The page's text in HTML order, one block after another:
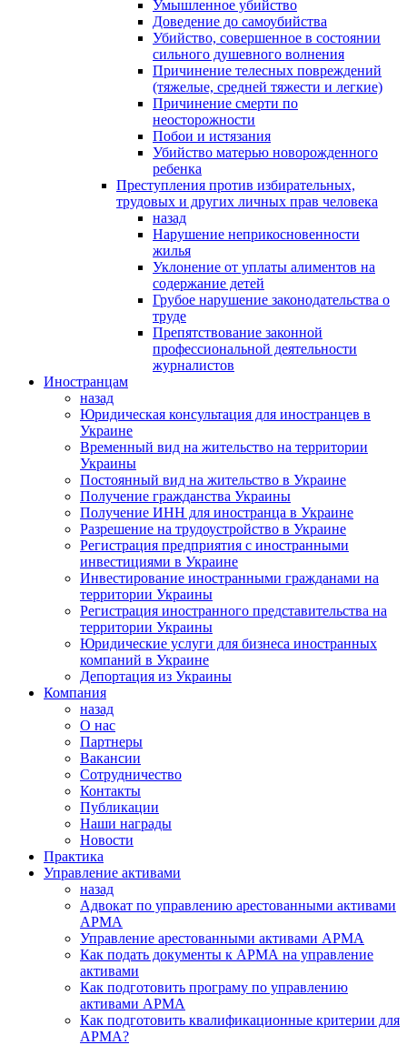
Умышленное убийство
Доведение до самоубийства
Убийство, совершенное в состоянии
сильного душевного волнения
Причинение телесных повреждений
(тяжелые, средней тяжести и легкие)
Причинение смерти по
неосторожности
Побои и истязания
Убийство матерью новорожденного
ребенка
Преступления против избирательных,
трудовых и других личных прав человека
назад
Нарушение неприкосновенности
жилья
Уклонение от уплаты алиментов на
содержание детей
Грубое нарушение законодательства о
труде
Препятствование законной
профессиональной деятельности
журналистов
Иностранцам
назад
Юридическая консультация для иностранцев в
Украине
Временный вид на жительство на территории
Украины
Постоянный вид на жительство в Украине
Получение гражданства Украины
Получение ИНН для иностранца в Украине
Разрешение на трудоустройство в Украине
Регистрация предприятия с иностранными
инвестициями в Украине
Инвестирование иностранными гражданами на
территории Украины
Регистрация иностранного представительства на
территории Украины
Юридические услуги для бизнеса иностранных
компаний в Украине
Депортация из Украины
Компания
назад
О нас
Партнеры
Вакансии
Сотрудничество
Контакты
Публикации
Наши награды
Новости
Практика
Управление активами
назад
Адвокат по управлению арестованными активами
АРМА
Управление арестованными активами АРМА
Как подать документы к АРМА на управление
активами
Как подготовить програму по управлению
активами АРМА
Как подготовить квалификационные критерии для
АРМА?